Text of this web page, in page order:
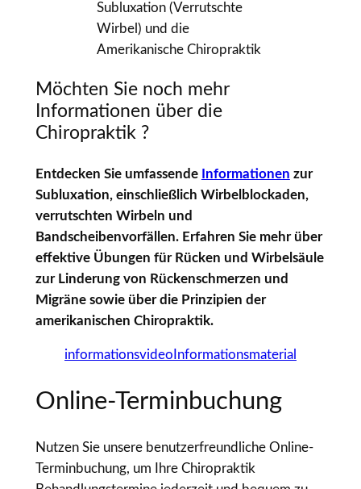
Subluxation (Verrutschte
Wirbel) und die
Amerikanische Chiropraktik
Möchten Sie noch mehr
Informationen über die
Chiropraktik ?
Entdecken Sie umfassende Informationen zur
Subluxation, einschließlich Wirbelblockaden,
verrutschten Wirbeln und
Bandscheibenvorfällen. Erfahren Sie mehr über
effektive Übungen für Rücken und Wirbelsäule
zur Linderung von Rückenschmerzen und
Migräne sowie über die Prinzipien der
amerikanischen Chiropraktik.
informationsvideo Informationsmaterial
Online-Terminbuchung
Nutzen Sie unsere benutzerfreundliche Online-
Terminbuchung, um Ihre Chiropraktik